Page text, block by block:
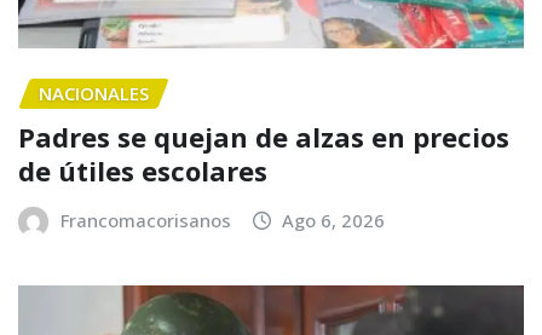
NACIONALES
Padres se quejan de alzas en precios
de útiles escolares
Francomacorisanos Ago 6, 2026